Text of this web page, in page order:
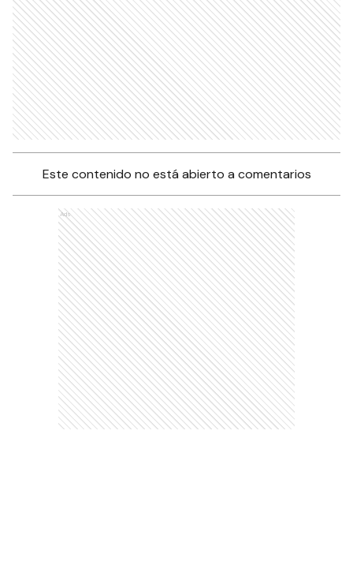
Este contenido no está abierto a comentarios
Ads